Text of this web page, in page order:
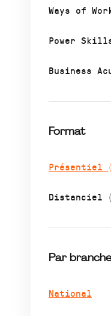
Ways of
Power
Business
Format
Présentiel
Distanciel
Par
National